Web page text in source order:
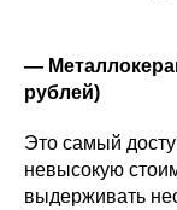
—
рублей)
Это самый
невысокую
выдерживать